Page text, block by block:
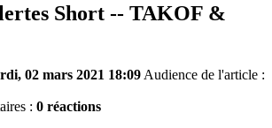
Short -- TAKOF &
02 mars 2021 18:09 Audience de l'article :
: 0 réactions